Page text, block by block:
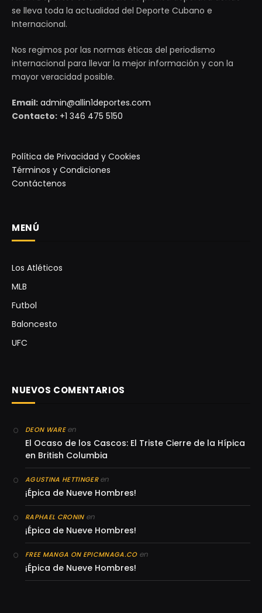
se lleva toda la actualidad del Deporte Cubano e
Internacional.
Nos regimos por las normas éticas del periodismo
internacional para llevar la mejor información y con la
mayor veracidad posible.
Email: admin@allin1deportes.com
Contacto: +1 346 475 5150
Política de Privacidad y Cookies
Términos y Condiciones
Contáctenos
MENÚ
Los Atléticos
MLB
Futbol
Baloncesto
UFC
NUEVOS COMENTARIOS
DEON WAREen
El Ocaso de los Cascos: El Triste Cierre de la Hípica
en British Columbia
AGUSTINA HETTINGERen
¡Épica de Nueve Hombres!
RAPHAEL CRONINen
¡Épica de Nueve Hombres!
FREE MANGA ON EPICMNAGA.COen
¡Épica de Nueve Hombres!